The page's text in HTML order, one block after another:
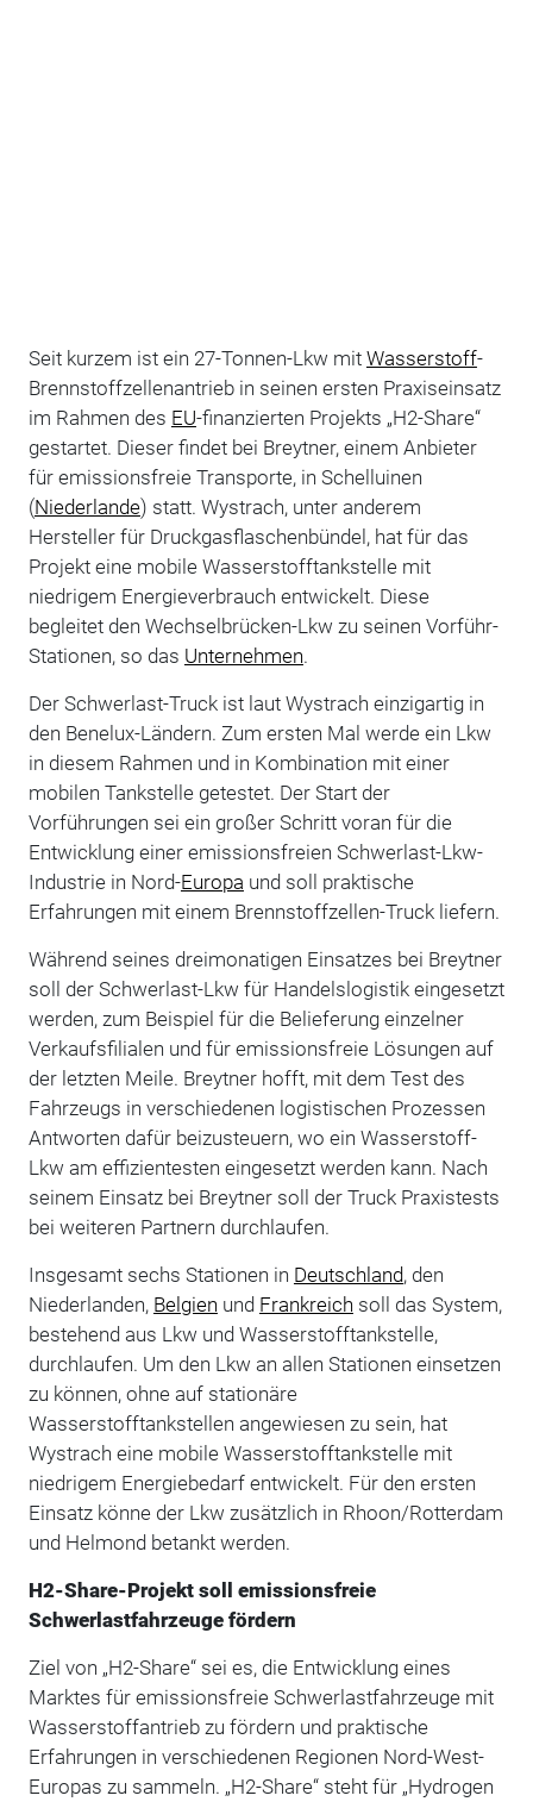
Seit kurzem ist ein 27-Tonnen-Lkw mit Wasserstoff-
Brennstoffzellenantrieb in seinen ersten Praxiseinsatz
im Rahmen des EU-finanzierten Projekts „H2-Share“
gestartet. Dieser findet bei Breytner, einem Anbieter
für emissionsfreie Transporte, in Schelluinen
(Niederlande) statt. Wystrach, unter anderem
Hersteller für Druckgasflaschenbündel , hat für das
Projekt eine mobile Wasserstofftankstelle mit
niedrigem Energieverbrauch entwickelt. Diese
begleitet den Wechselbrücken-Lkw zu seinen Vorführ-
Stationen, so das Unternehmen.
Der Schwerlast-Truck ist laut Wystrach einzigartig in
den Benelux-Ländern. Zum ersten Mal werde ein Lkw
in diesem Rahmen und in Kombination mit einer
mobilen Tankstelle getestet. Der Start der
Vorführungen sei ein großer Schritt voran für die
Entwicklung einer emissionsfreien Schwerlast-Lkw-
Industrie in Nord-Europa und soll praktische
Erfahrungen mit einem Brennstoffzellen-Truck liefern.
Während seines dreimonatigen Einsatzes bei Breytner
soll der Schwerlast-Lkw für Handelslogistik eingesetzt
werden, zum Beispiel für die Belieferung einzelner
Verkaufsfilialen und für emissionsfreie Lösungen auf
der letzten Meile. Breytner hofft, mit dem Test des
Fahrzeugs in verschiedenen logistischen Prozessen
Antworten dafür beizusteuern, wo ein Wasserstoff-
Lkw am effizientesten eingesetzt werden kann. Nach
seinem Einsatz bei Breytner soll der Truck Praxistests
bei weiteren Partnern durchlaufen.
Insgesamt sechs Stationen in Deutschland, den
Niederlanden, Belgien und Frankreich soll das System,
bestehend aus Lkw und Wasserstofftankstelle,
durchlaufen. Um den Lkw an allen Stationen einsetzen
zu können, ohne auf stationäre
Wasserstofftankstellen angewiesen zu sein, hat
Wystrach eine mobile Wasserstofftankstelle mit
niedrigem Energiebedarf entwickelt. Für den ersten
Einsatz könne der Lkw zusätzlich in Rhoon/Rotterdam
und Helmond betankt werden.
H2-Share-Projekt soll emissionsfreie
Schwerlastfahrzeuge fördern
Ziel von „H2-Share“ sei es, die Entwicklung eines
Marktes für emissionsfreie Schwerlastfahrzeuge mit
Wasserstoffantrieb zu fördern und praktische
Erfahrungen in verschiedenen Regionen Nord-West-
Europas zu sammeln. „H2-Share“ steht für „Hydrogen